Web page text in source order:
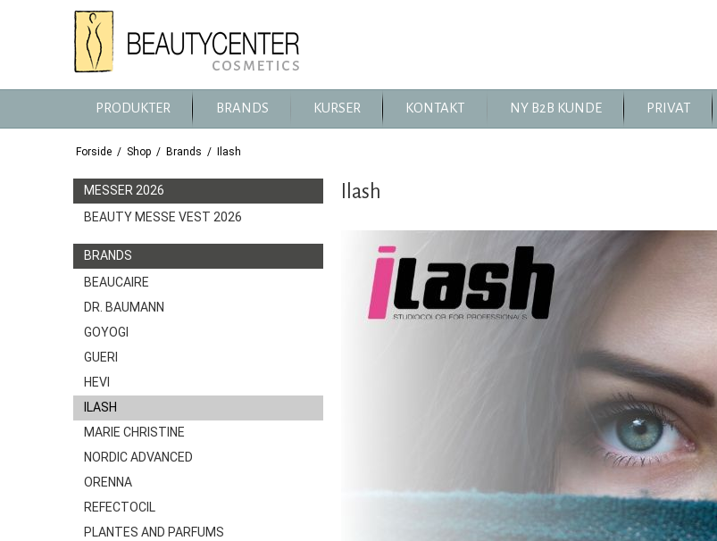
PRODUKTER BRANDS KURSER KONTAKT NY B2B KUNDE PRIVAT
Forside / Shop / Brands / Ilash
MESSER 2026
BEAUTY MESSE VEST 2026
BRANDS
BEAUCAIRE
DR. BAUMANN
GOYOGI
GUERI
HEVI
ILASH
MARIE CHRISTINE
NORDIC ADVANCED
ORENNA
REFECTOCIL
PLANTES AND PARFUMS
Ilash